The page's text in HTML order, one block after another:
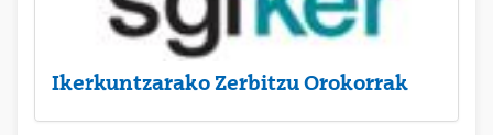
Ikerkuntzarako Zerbitzu Orokorrak